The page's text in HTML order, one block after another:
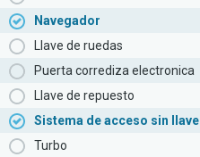
Navegador
Llave de ruedas
Puerta corrediza electronica
Llave de repuesto
Sistema de acceso sin llave
Turbo